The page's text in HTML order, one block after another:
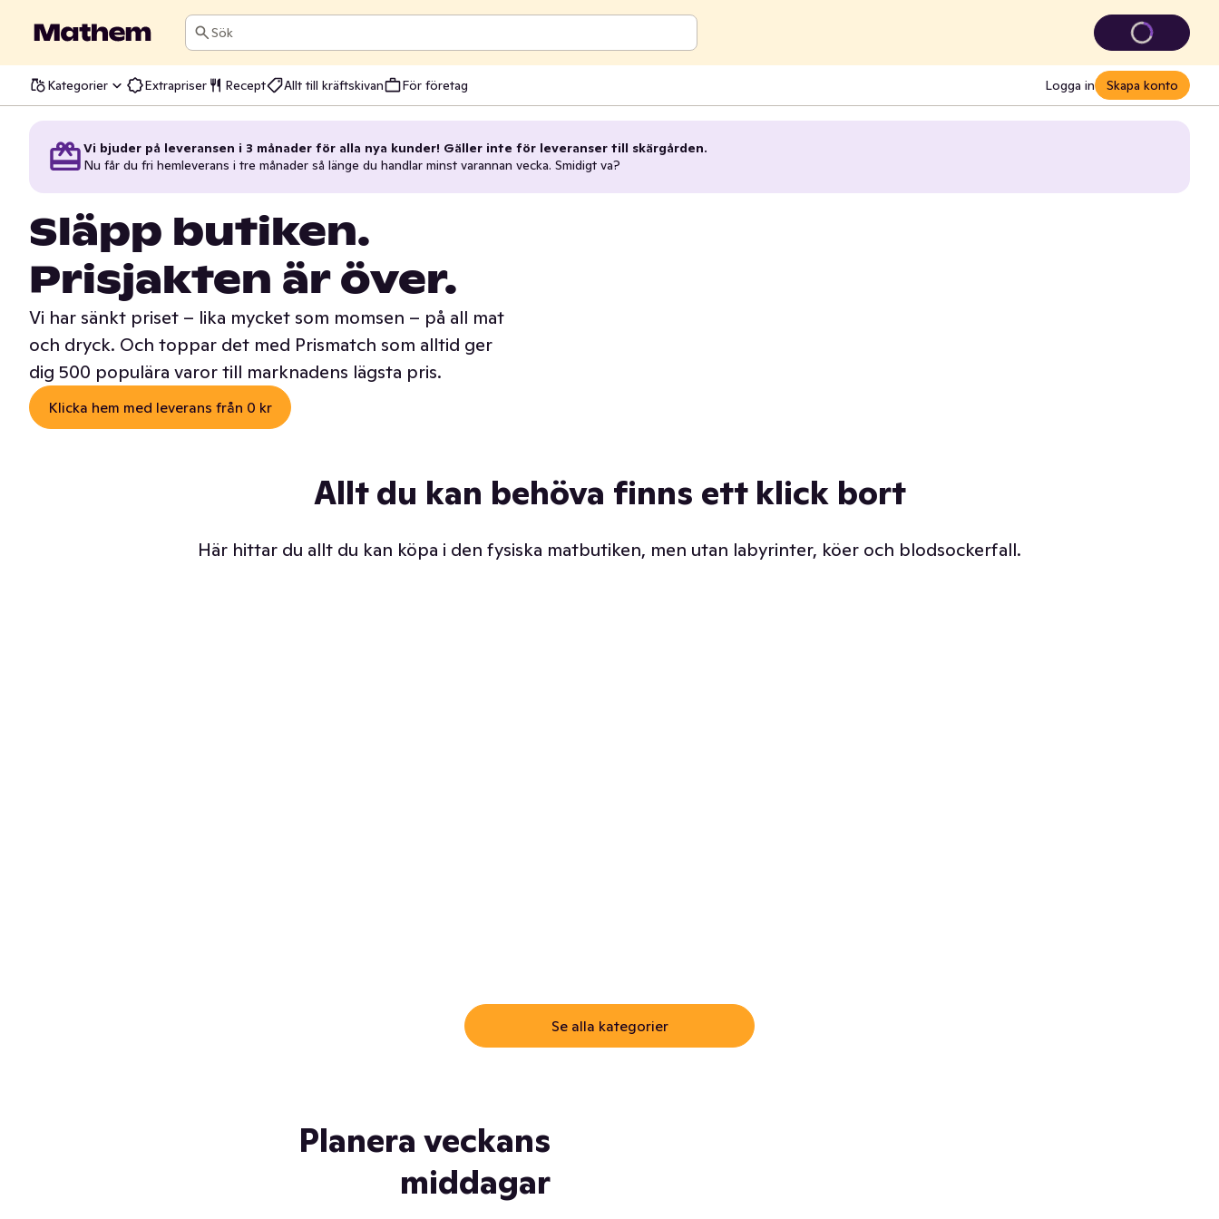
Sök
Kategorier Extrapriser Recept Allt till kräftskivan För företag Logga in Skapa konto
Vi bjuder på leveransen i 3 månader för alla nya kunder! Gäller inte för leveranser till skärgården.
Nu får du fri hemleverans i tre månader så länge du handlar minst varannan vecka. Smidigt va?
Släpp butiken.
Prisjakten är över.
Vi har sänkt priset – lika mycket som momsen – på all mat
och dryck. Och toppar det med Prismatch som alltid ger
dig 500 populära varor till marknadens lägsta pris.
Klicka hem med leverans från 0 kr
Allt du kan behöva finns ett klick bort
Här hittar du allt du kan köpa i den fysiska matbutiken, men utan labyrinter, köer och blodsockerfall.
Se alla kategorier
Planera veckans
middagar